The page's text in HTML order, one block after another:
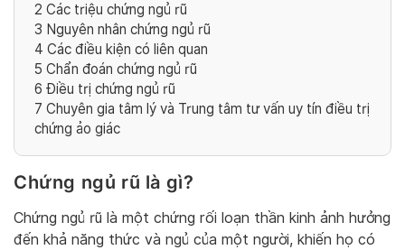
2 Các triệu chứng ngủ rũ
3 Nguyên nhân chứng ngủ rũ
4 Các điều kiện có liên quan
5 Chẩn đoán chứng ngủ rũ
6 Điều trị chứng ngủ rũ
7 Chuyên gia tâm lý và Trung tâm tư vấn uy tín điều trị
chứng ảo giác
Chứng ngủ rũ là gì?
Chứng ngủ rũ là một chứng rối loạn thần kinh ảnh hưởng
đến khả năng thức và ngủ của một người, khiến họ có